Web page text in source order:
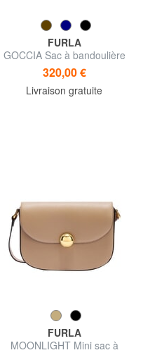
FURLA
GOCCIA Sac à bandoulière
en cuir
320,00 €
Livraison gratuite
FURLA
MOONLIGHT Mini sac à